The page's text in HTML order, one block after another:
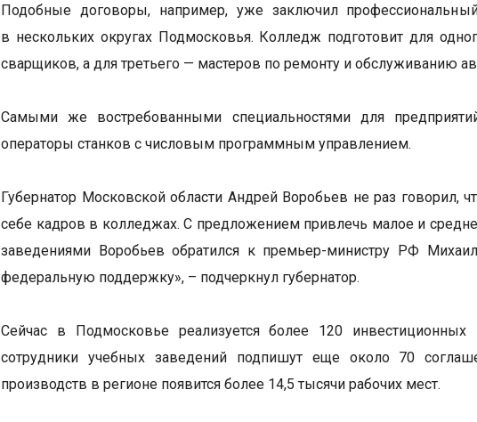
Подобные договоры, например, уже заключил
в нескольких округах Подмосковья. Колледж подготовит для
сварщиков, а для третьего — мастеров по ремонту и обслуживанию
Самыми же востребованными специальностями для
операторы станков с числовым программным управлением.
Губернатор Московской области Андрей Воробьев не раз говорил,
себе кадров в колледжах. С предложением привлечь малое и
заведениями Воробьев обратился к премьер-министру РФ
федеральную поддержку», – подчеркнул губернатор.
Сейчас в Подмосковье реализуется более 120
сотрудники учебных заведений подпишут еще около 70
производств в регионе появится более 14,5 тысячи рабочих мест.